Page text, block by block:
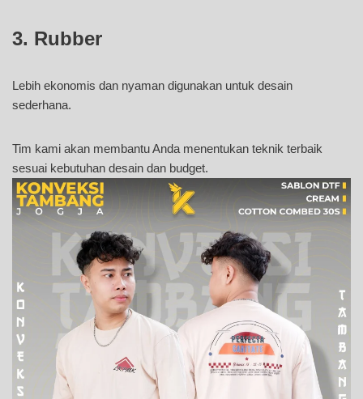
3. Rubber
Lebih ekonomis dan nyaman digunakan untuk desain
sederhana.
Tim kami akan membantu Anda menentukan teknik terbaik
sesuai kebutuhan desain dan budget.